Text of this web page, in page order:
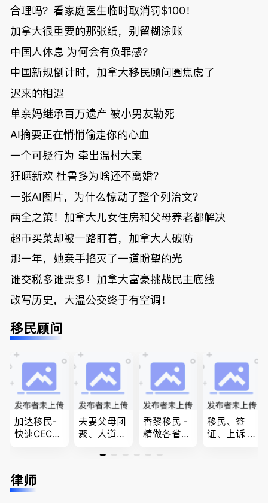
温“丑陋土
豆日”冲击
吉尼斯纪
录；惨！留
骗光2万美
元，还被卷
入跨国刑案
账户遭封！
欠款多出$1
9万；突
发！无辜男
孩温哥华市
中心被刺身
亡；
单；房市崩
盘前兆？加
国租赁市场
恐迎暴跌危
合理吗？看家庭医生临时取消罚$100！
加拿大很重要的那张纸，别留糊涂账
中国人休息 为何会有负罪感？
中国新规倒计时，加拿大移民顾问圈焦虑了
迟来的相遇
单亲妈继承百万遗产 被小男友勒死
AI摘要正在悄悄偷走你的心血
一个可疑行为 牵出温村大案
狂晒新欢 杜鲁多为啥还不离婚？
一张AI图片，为什么惊动了整个列治文？
两全之策！加拿大儿女住房和父母养老都解决
超市买菜却被一路盯着，加拿大人破防
那一年，她亲手掐灭了一道盼望的光
谁交税多谁票多！加拿大富豪挑战民主底线
改写历史，大温公交终于有空调！
移民顾问
加达移民-
快速CEC&P
民上诉、家
庭团聚，特
夫妻父母团
聚、人道移
和工签 移
香黎移民 -
精做各省省
签证,工作
移民、签
证、上诉 --
律师